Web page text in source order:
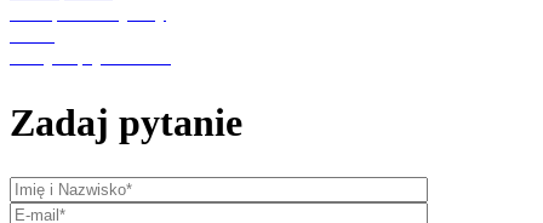
Zadaj pytanie